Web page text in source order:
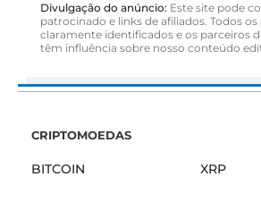
Divulgação do anúncio: Este site pode
patrocinado e links de afiliados. Todos os
claramente identificados e os parceiros
têm influência sobre nosso conteúdo
CRIPTOMOEDAS
BITCOIN XRP